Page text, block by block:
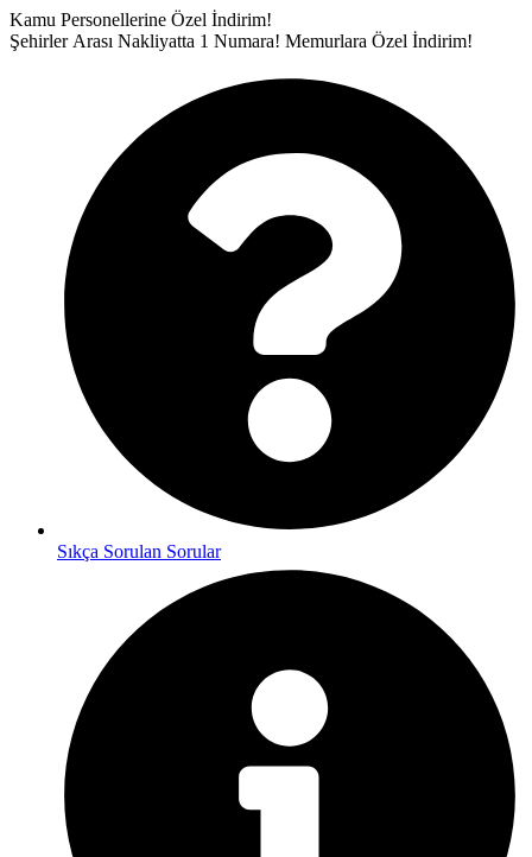
İçeriğe
atla
Kamu Personellerine Özel İndirim!
Şehirler Arası Nakliyatta 1 Numara! Memurlara Özel İndirim!
Sıkça Sorulan Sorular